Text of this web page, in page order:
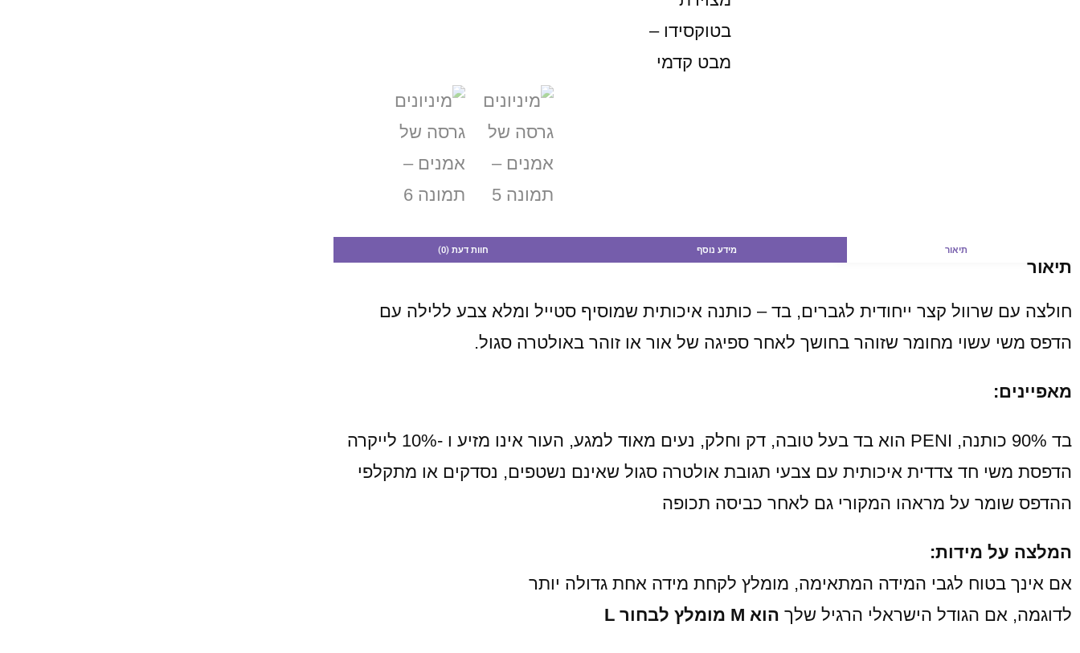
תיאור מידע נוסף חוות דעת (0)
תיאור
חולצה עם שרוול קצר ייחודית לגברים, בד – כותנה איכותית שמוסיף סטייל ומלא צבע ללילה עם
הדפס משי עשוי מחומר שזוהר בחושך לאחר ספיגה של אור או זוהר באולטרה סגול.
מאפיינים:
בד 90% כותנה, PENI הוא בד בעל טובה, דק וחלק, נעים מאוד למגע, העור אינו מזיע ו -10% לייקרה
הדפסת משי חד צדדית איכותית עם צבעי תגובת אולטרה סגול שאינם נשטפים, נסדקים או מתקלפי
ההדפס שומר על מראהו המקורי גם לאחר כביסה תכופה
המלצה על מידות:
אם אינך בטוח לגבי המידה המתאימה, מומלץ לקחת מידה אחת גדולה יותר
לדוגמה, אם הגודל הישראלי הרגיל שלך הוא M מומלץ לבחור L